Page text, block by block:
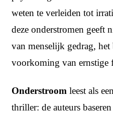
weten te verleiden tot
deze onderstromen geeft
van menselijk gedrag,
voorkoming van ernstige
Onderstroom leest als
thriller: de auteurs